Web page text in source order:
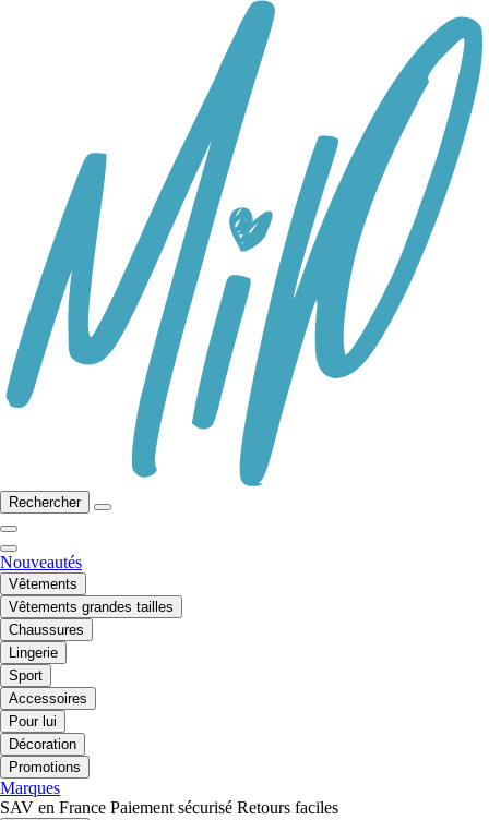
Rechercher
Nouveautés
Vêtements
Vêtements grandes tailles
Chaussures
Lingerie
Sport
Accessoires
Pour lui
Décoration
Promotions
Marques
SAV en France Paiement sécurisé Retours faciles